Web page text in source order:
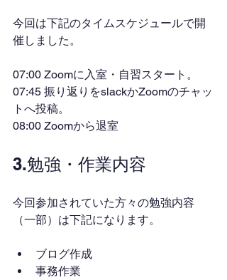
今回は下記のタイムスケジュールで開
催しました。
07:00 Zoomに入室・自習スタート。
07:45 振り返りをslackかZoomのチャッ
トへ投稿。
08:00 Zoomから退室
3.勉強・作業内容
今回参加されていた方々の勉強内容
（一部）は下記になります。
ブログ作成
事務作業